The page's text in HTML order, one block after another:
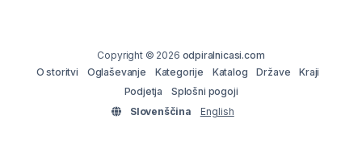
Copyright © 2026 odpiralnicasi.com
O storitvi
Oglaševanje Kategorije Katalog Države
Kraji
Podjetja
Splošni pogoji
Slovenščina
English